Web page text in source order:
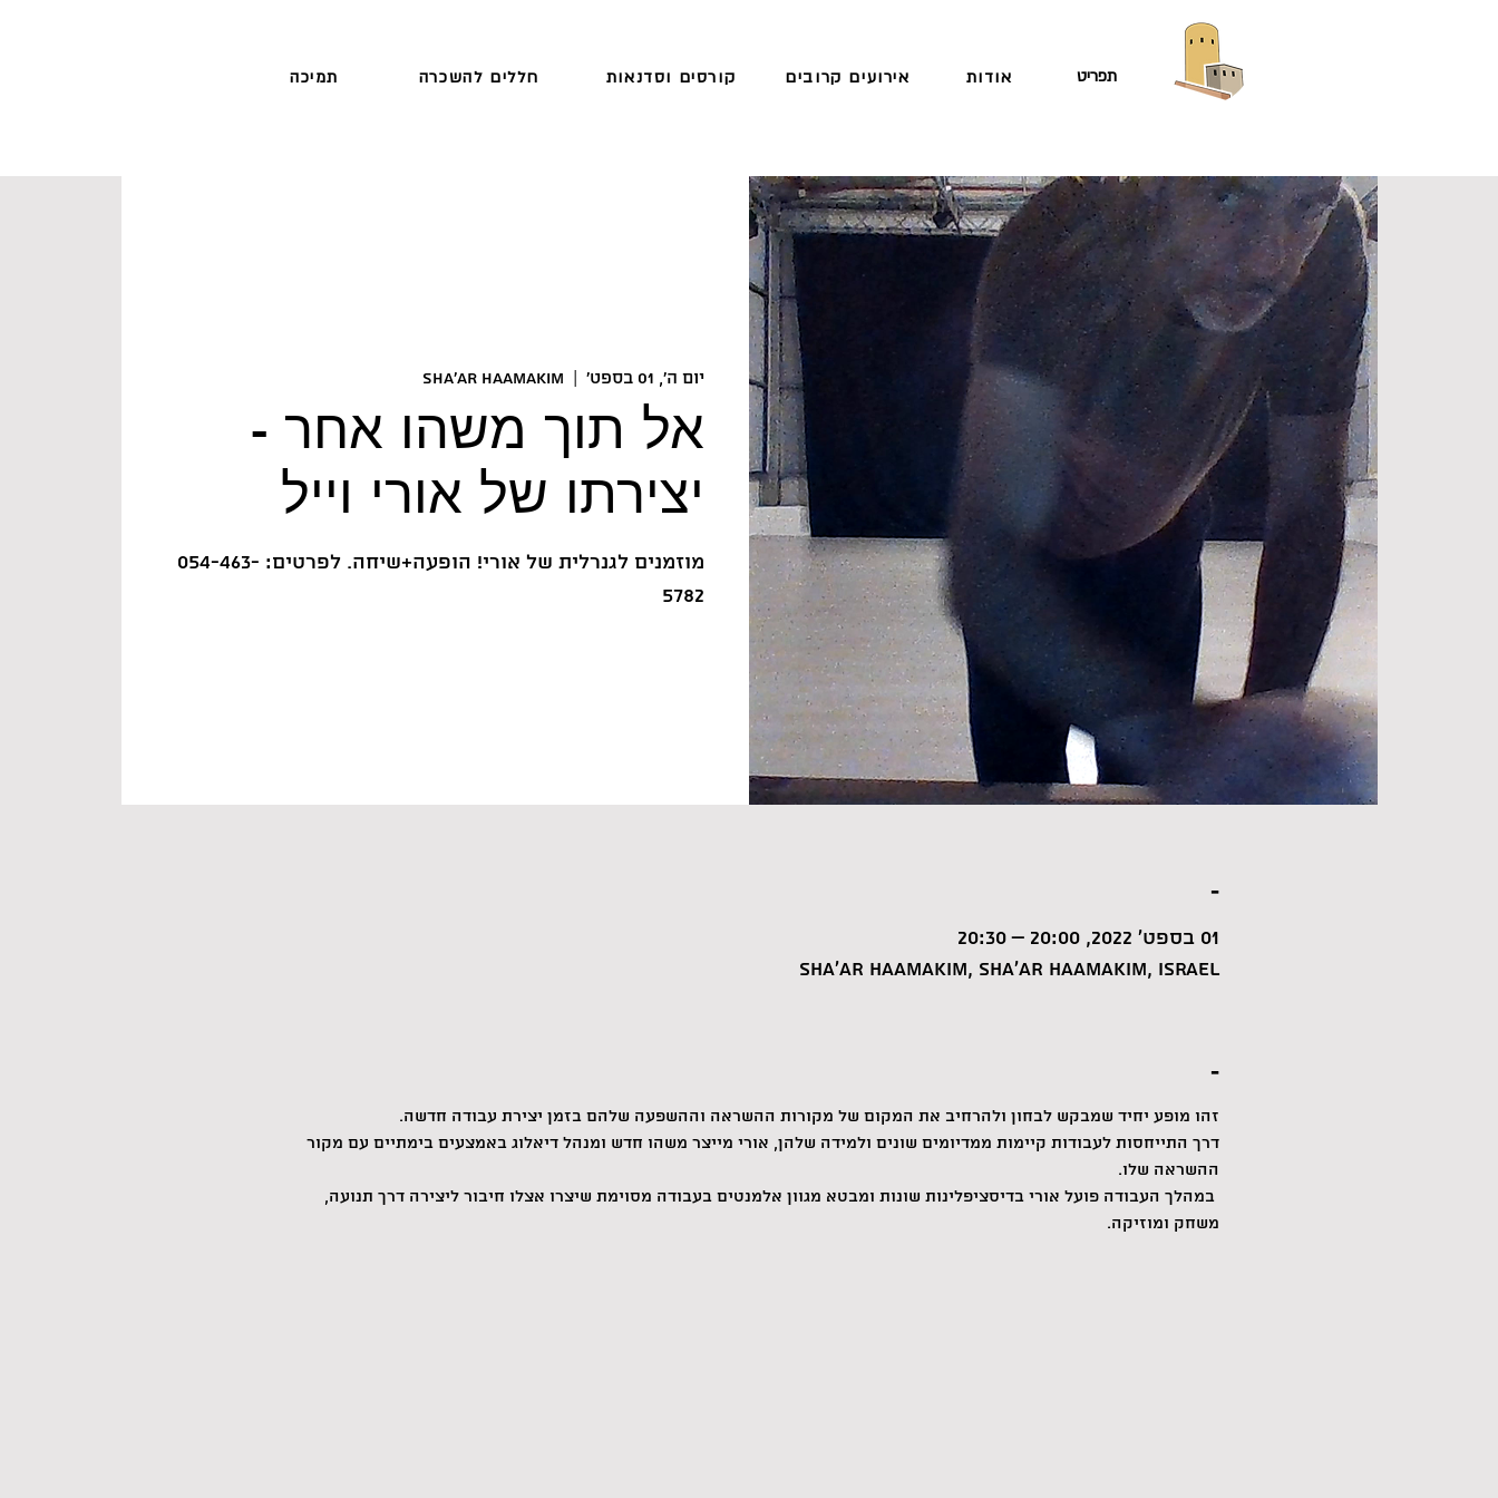
תמיכה חללים להשכרה קורסים וסדנאות אירועים קרובים אודות תפריט
יום ה׳, 01 בספט׳ Sha'ar HaAmakim
אל תוך משהו אחר -
יצירתו של אורי וייל
מוזמנים לגנרלית של אורי! הופעה+שיחה. לפרטים: 054-463-
5782
-
01 בספט׳ 2022, 20:00 – 20:30
Sha'ar HaAmakim, Sha'ar HaAmakim, Israel
-
זהו מופע יחיד שמבקש לבחון ולהרחיב את המקום של מקורות ההשראה וההשפעה שלהם בזמן יצירת עבודה חדשה.
דרך התייחסות לעבודות קיימות ממדיומים שונים ולמידה שלהן, אורי מייצר משהו חדש ומנהל דיאלוג באמצעים בימתיים עם מקור
ההשראה שלו.
במהלך העבודה פועל אורי בדיסציפלינות שונות ומבטא מגוון אלמנטים בעבודה מסוימת שיצרו אצלו חיבור ליצירה דרך תנועה,
משחק ומוזיקה.